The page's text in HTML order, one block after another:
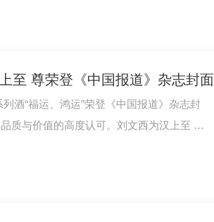
至 尊荣登《中国报道》杂志封面
酒“福运、鸿运”荣登《中国报道》杂志封
质与价值的高度认可。刘文西为汉上至 尊